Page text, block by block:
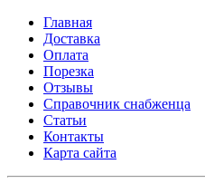
Главная
Доставка
Оплата
Порезка
Отзывы
Справочник снабженца
Статьи
Контакты
Карта сайта